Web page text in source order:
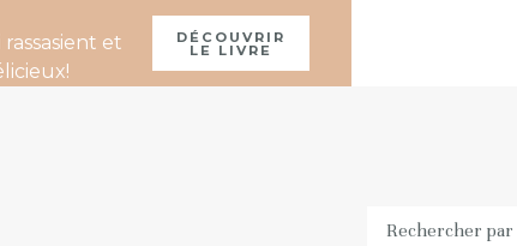
et
DÉCOUVRIR
LE LIVRE